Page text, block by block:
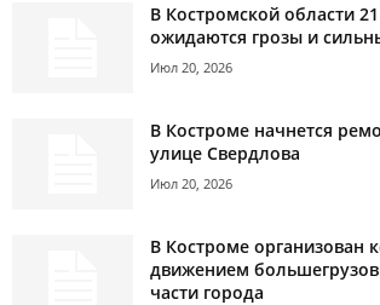
В Костромской области
ожидаются грозы и
Июл 20, 2026
В Костроме начнется
улице Свердлова
Июл 20, 2026
В Костроме организован
движением
части города